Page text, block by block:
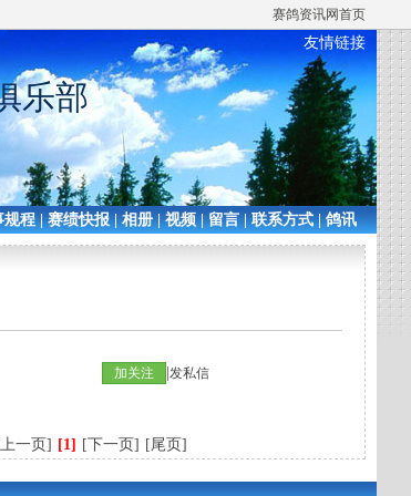
赛鸽资讯网首页
友情链接
乐部
规程|赛绩快报|相册|视频|留言|联系方式|鸽讯
加关注 发私信
一页] [1] [下一页] [尾页]